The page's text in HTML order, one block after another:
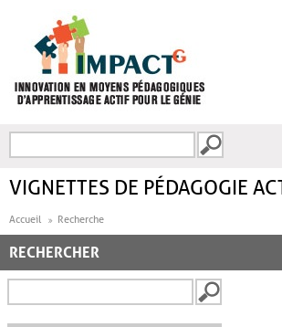
FORMULAIRE DE
VIGNETTES DE PÉDAGOGIE
Accueil Recherche
RECHERCHER